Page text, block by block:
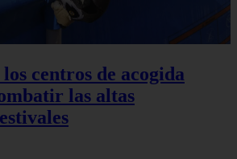
centros de acogida
las altas